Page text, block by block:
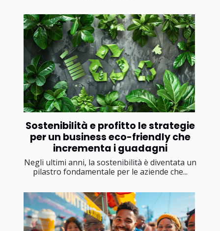
Sostenibilità e profitto le strategie
per un business eco-friendly che
incrementa i guadagni
Negli ultimi anni, la sostenibilità è diventata un
pilastro fondamentale per le aziende che...